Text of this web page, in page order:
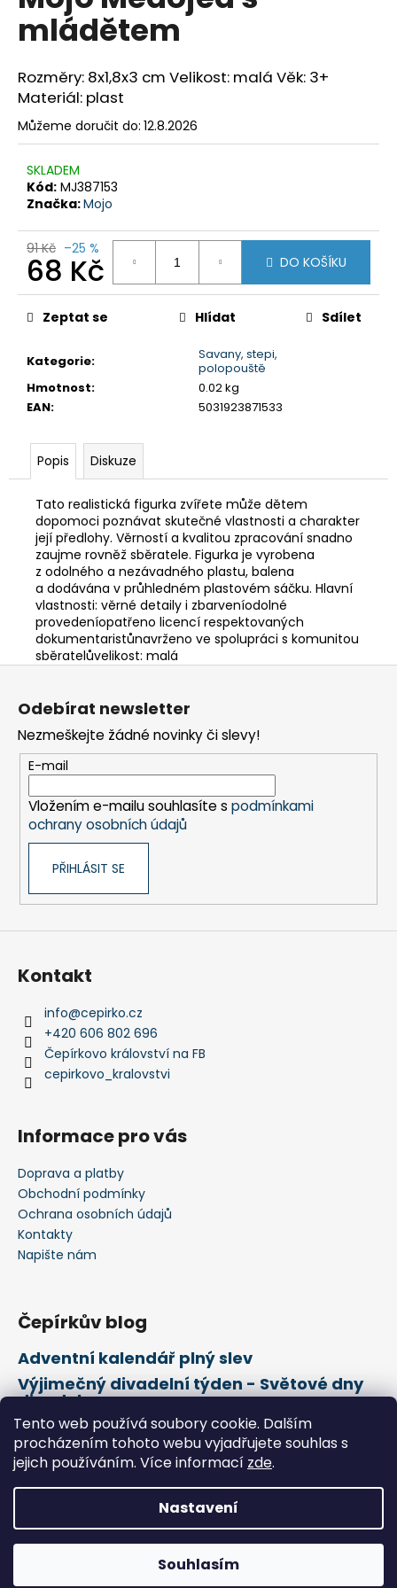
Tento web používá soubory cookie. Dalším
procházením tohoto webu vyjadřujete souhlas s
jejich používáním. Více informací zde.
Nastavení
Souhlasím
hvězdiček.
mládětem
Rozměry: 8x1,8x3 cm Velikost: malá Věk: 3+
Materiál: plast
Můžeme doručit do: 12.8.2026
SKLADEM
Kód: MJ387153
Značka:Mojo
91 Kč –25 %
68 Kč
Měrná
cena:
DO KOŠÍKU
Kategorie:
Savany, stepi,
polopouště
Hmotnost:
0.02 kg
EAN: 5031923871533
Zeptat se Hlídat Sdílet
Popis Diskuze
Tato realistická figurka zvířete může dětem
dopomoci poznávat skutečné vlastnosti a charakter
její předlohy. Věrností a kvalitou zpracování snadno
zaujme rovněž sběratele. Figurka je vyrobena
z odolného a nezávadného plastu, balena
a dodávána v průhledném plastovém sáčku. Hlavní
vlastnosti: věrné detaily i zbarveníodolné
provedeníopatřeno licencí respektovaných
dokumentaristůnavrženo ve spolupráci s komunitou
sběratelůvelikost: malá
a
j
í
t
?
D
o
p
u
č
u
m
SENTOSPHERE
VYROB
SÁM
KOUPELOVÉ
BOMBY
970
Z
Odebírat newsletter
Nezmeškejte žádné novinky či slevy!
E-mail
Vložením e-mailu souhlasíte s podmínkami
ochrany osobních údajů
PŘIHLÁSIT SE
Kontakt
info@cepirko.cz
+420 606 802 696
Čepírkovo království na FB
cepirkovo_kralovstvi
Informace pro vás
Doprava a platby
Obchodní podmínky
Ochrana osobních údajů
Kontakty
Napište nám
Čepírkův blog
Adventní kalendář plný slev
Výjimečný divadelní týden - Světové dny
divadel
21. února Mezinárodní den mateřského
jazyka
Vytvořil Shoptet